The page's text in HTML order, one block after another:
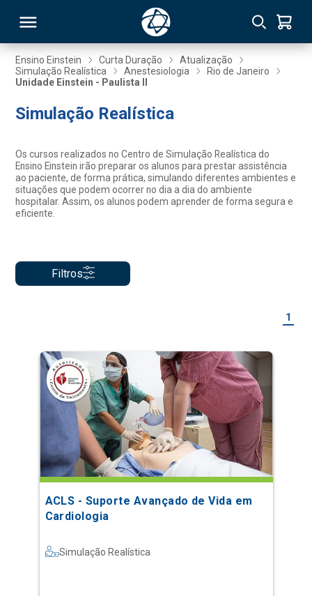
Ensino Einstein Curta Duração
Atualização
Simulação Realística
Anestesiologia
Rio de Janeiro
Unidade Einstein - Paulista II
Simulação Realística
Os cursos realizados no Centro de Simulação Realística do
Ensino Einstein irão preparar os alunos para prestar assistência
ao paciente, de forma prática, simulando diferentes ambientes e
situações que podem ocorrer no dia a dia do ambiente
hospitalar. Assim, os alunos podem aprender de forma segura e
eficiente.
Filtros
1
ACLS - Suporte Avançado de Vida em
Cardiologia
Simulação Realística